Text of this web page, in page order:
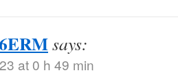
says:
at 0 h 49 min